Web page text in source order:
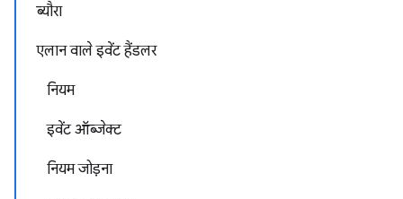
ब्यौरा
एलान वाले इवेंट हैंडलर
नियम
इवेंट ऑब्जेक्ट
नियम जोड़ना